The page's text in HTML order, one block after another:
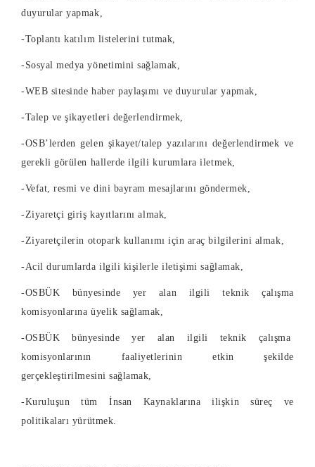
duyurular yapmak,
-Toplantı katılım listelerini tutmak,
-Sosyal medya yönetimini sağlamak,
-WEB sitesinde haber paylaşımı ve duyurular yapmak,
-Talep ve şikayetleri değerlendirmek,
-OSB’lerden gelen şikayet/talep yazılarını değerlendirmek ve
gerekli görülen hallerde ilgili kurumlara iletmek,
-Vefat, resmi ve dini bayram mesajlarını göndermek,
-Ziyaretçi giriş kayıtlarını almak,
-Ziyaretçilerin otopark kullanımı için araç bilgilerini almak,
-Acil durumlarda ilgili kişilerle iletişimi sağlamak,
-OSBÜK bünyesinde yer alan ilgili teknik çalışma
komisyonlarına üyelik sağlamak,
-OSBÜK bünyesinde yer alan ilgili teknik çalışma
komisyonlarının faaliyetlerinin etkin şekilde
gerçekleştirilmesini sağlamak,
-Kuruluşun tüm İnsan Kaynaklarına ilişkin süreç ve
politikaları yürütmek.